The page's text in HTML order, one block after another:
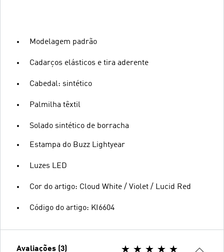
Modelagem padrão
Cadarços elásticos e tira aderente
Cabedal: sintético
Palmilha têxtil
Solado sintético de borracha
Estampa do Buzz Lightyear
Luzes LED
Cor do artigo: Cloud White / Violet / Lucid Red
Código do artigo: KI6604
Avaliações (3)